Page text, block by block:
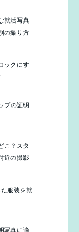
就活写真
の撮り方
ックにす
プの証明
こ？スタ
近の撮影
服装を就
写真に適